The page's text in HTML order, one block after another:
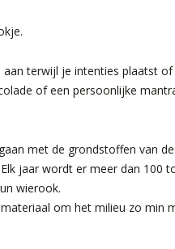
terwijl je intenties plaatst
of een persoonlijke
met de grondstoffen van
jaar wordt er meer dan
wierook.
om het milieu zo min